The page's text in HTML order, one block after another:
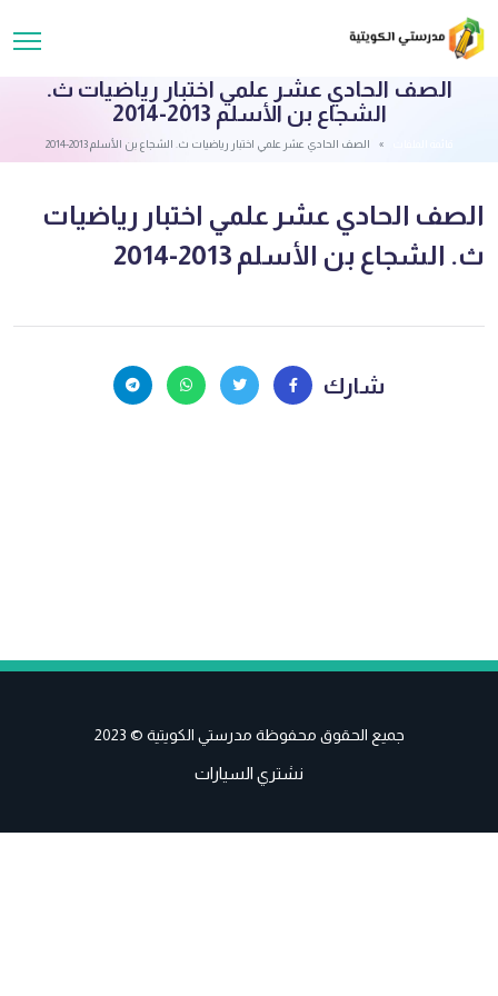
الصف الحادي عشر علمي اختبار رياضيات ث.
الشجاع بن الأسلم 2013-2014
الصف الحادي عشر علمي اختبار رياضيات ث. الشجاع بن الأسلم 2013-2014
الصف الحادي عشر علمي اختبار رياضيات
ث. الشجاع بن الأسلم 2013-2014
شارك
جميع الحقوق محفوظة مدرستي الكويتية © 2023
نشتري السيارات